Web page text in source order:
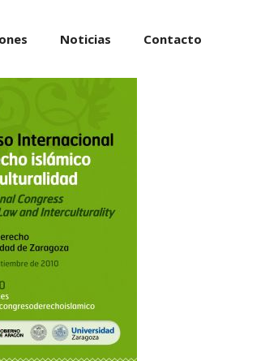
Noticias Contacto